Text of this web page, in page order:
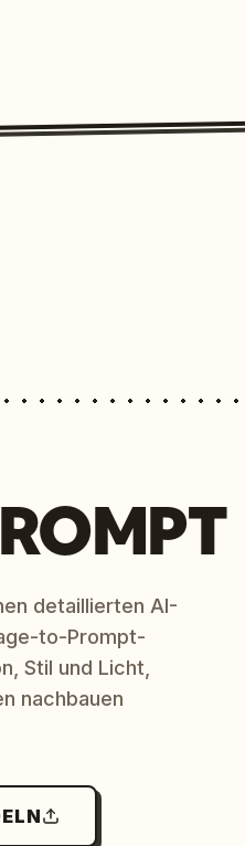
detaillierten AI-
to-Prompt-
Stil und Licht,
nachbauen